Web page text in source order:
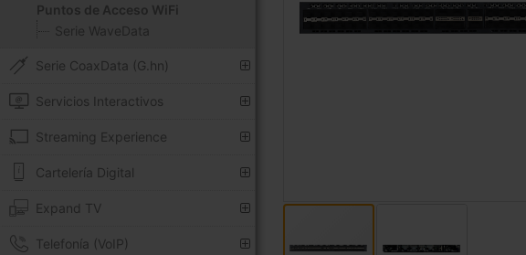
Puntos de Acceso WiFi
Serie WaveData
Serie CoaxData (G.hn)
Servicios Interactivos
Streaming Experience
Cartelería Digital
Expand TV
Telefonía (VoIP)